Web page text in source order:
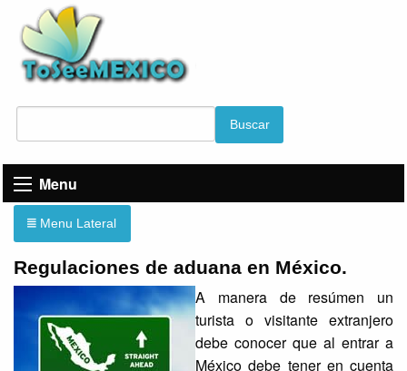
Buscar
Menu
Menu Lateral
Regulaciones de aduana en México.
A manera de resúmen un
turista o visitante extranjero
debe conocer que al entrar a
México debe tener en cuenta